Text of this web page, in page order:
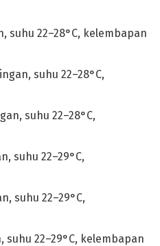
suhu 22–28°C, kelembapan
suhu 22–28°C,
suhu 22–28°C,
suhu 22–29°C,
suhu 22–29°C,
suhu 22–29°C, kelembapan